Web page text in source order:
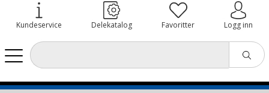
Kundeservice Delekatalog Favoritter Logg inn